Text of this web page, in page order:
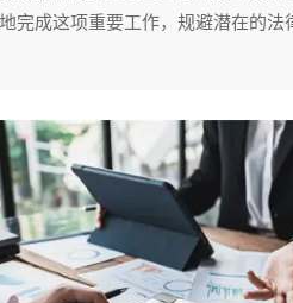
完成这项重要工作，规避潜在的